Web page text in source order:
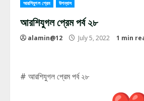
আরশিযুগল প্রেম উপন্যাস
আরশিযুগল প্রেম পর্ব ২৮
alamin@12 July 5, 2022 1 min
# আরশিযুগল প্রেম পর্ব ২৮